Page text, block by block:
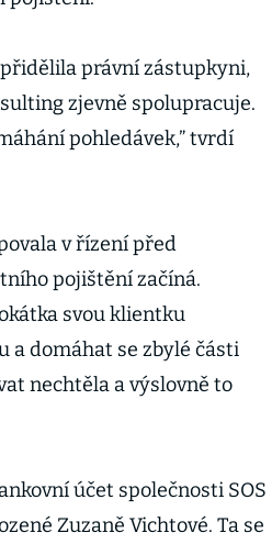
právní zástupkyni,
zjevně spolupracuje.
pohledávek,” tvrdí
v řízení před
pojištění začíná.
svou klientku
a domáhat se zbylé části
nechtěla a výslovně to
účet společnosti SOS
Zuzaně Vichtové. Ta se